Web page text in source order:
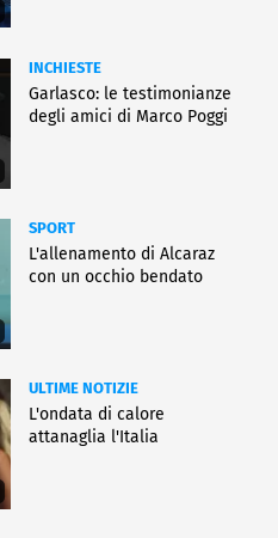
INCHIESTE
Garlasco: le testimonianze
degli amici di Marco Poggi
SPORT
L'allenamento di Alcaraz
con un occhio bendato
ULTIME NOTIZIE
L'ondata di calore
attanaglia l'Italia